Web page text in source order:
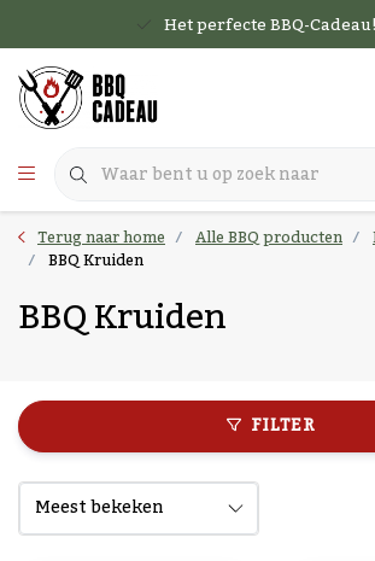
Het perfecte BBQ-Cadeau!
Terug naar home Alle BBQ producten
BBQ Kruiden
BBQ Kruiden
FILTER